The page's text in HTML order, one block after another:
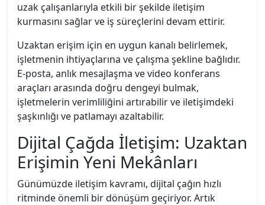
uzak çalışanlarıyla etkili bir şekilde iletişim
kurmasını sağlar ve iş süreçlerini devam ettirir.
Uzaktan erişim için en uygun kanalı belirlemek,
işletmenin ihtiyaçlarına ve çalışma şekline bağlıdır.
E-posta, anlık mesajlaşma ve video konferans
araçları arasında doğru dengeyi bulmak,
işletmelerin verimliliğini artırabilir ve iletişimdeki
şaşkınlığı ve patlamayı azaltabilir.
Dijital Çağda İletişim: Uzaktan
Erişimin Yeni Mekânları
Günümüzde iletişim kavramı, dijital çağın hızlı
ritminde önemli bir dönüşüm geçiriyor. Artık